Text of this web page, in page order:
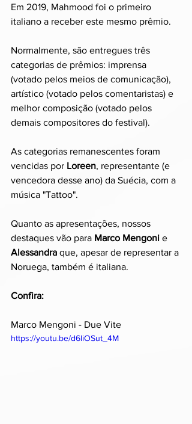
Em 2019, Mahmood foi o primeiro
italiano a receber este mesmo prêmio.
Normalmente, são entregues três
categorias de prêmios: imprensa
(votado pelos meios de comunicação),
artístico (votado pelos comentaristas) e
melhor composição (votado pelos
demais compositores do festival).
As categorias remanescentes foram
vencidas por Loreen, representante (e
vencedora desse ano) da Suécia, com a
música "Tattoo".
Quanto as apresentações, nossos
destaques vão para Marco Mengoni e
Alessandra que, apesar de representar a
Noruega, também é italiana.
Confira:
Marco Mengoni - Due Vite
https://youtu.be/d6IiOSut_4M